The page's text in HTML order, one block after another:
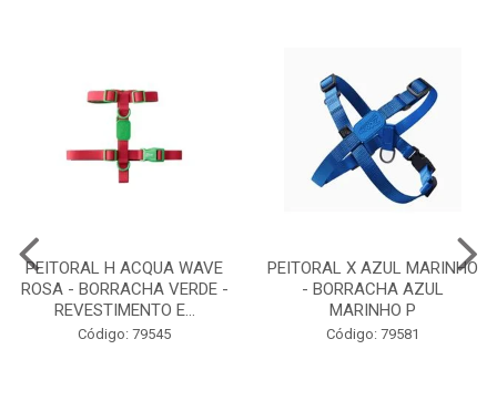
PEITORAL H ACQUA WAVE
ROSA - BORRACHA VERDE -
REVESTIMENTO E...
Código: 79545
PEITORAL X AZUL MARINHO
- BORRACHA AZUL
MARINHO P
Código: 79581